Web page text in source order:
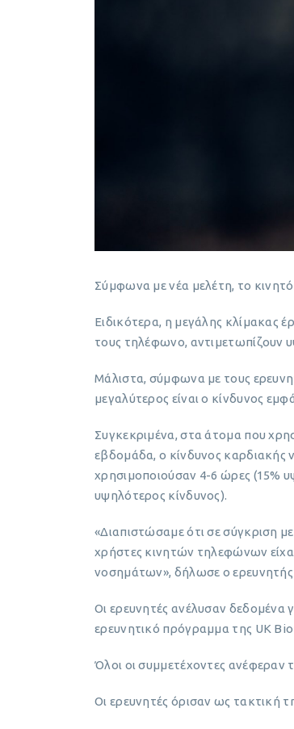
Σύμφωνα με νέα μελέτη, το
Ειδικότερα, η μεγάλης κλίμακας
τους τηλέφωνο, αντιμετωπίζουν
Μάλιστα, σύμφωνα με τους
μεγαλύτερος είναι ο κίνδυνος
Συγκεκριμένα, στα άτομα που
εβδομάδα, ο κίνδυνος καρδιακής
χρησιμοποιούσαν 4-6 ώρες (15%
υψηλότερος κίνδυνος).
«Διαπιστώσαμε ότι σε σύγκριση
χρήστες κινητών τηλεφώνων
νοσημάτων», δήλωσε ο
Οι ερευνητές ανέλυσαν δεδομένα
ερευνητικό πρόγραμμα της UK
Όλοι οι συμμετέχοντες
Οι ερευνητές όρισαν ως τακτική